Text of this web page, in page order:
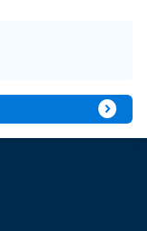
expand_circle_right